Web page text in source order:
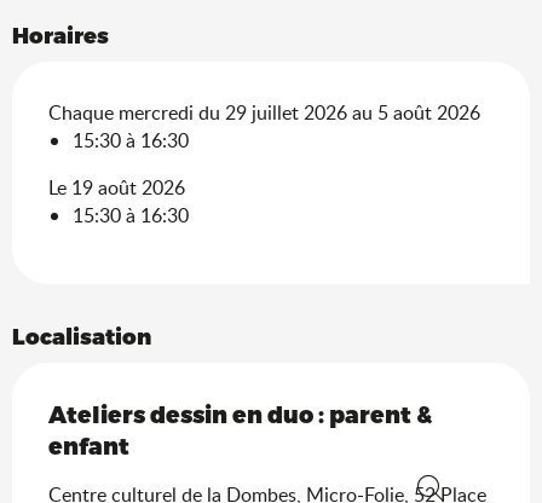
Horaires
Chaque mercredi du 29 juillet 2026 au 5 août 2026
15:30 à 16:30
Le 19 août 2026
15:30 à 16:30
Localisation
Ateliers dessin en duo : parent &
enfant
Centre culturel de la Dombes, Micro-Folie, 52 Place